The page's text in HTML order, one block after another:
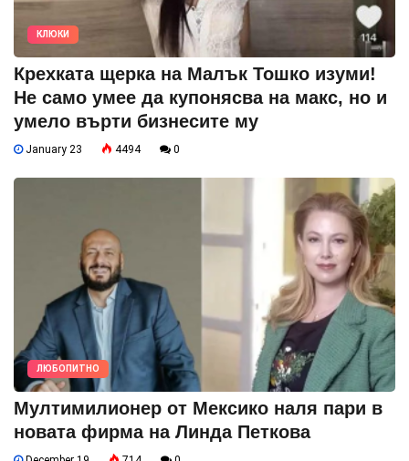
КЛЮКИ
Крехката щерка на Малък Тошко изуми!
Не само умее да купонясва на макс, но и
умело върти бизнесите му
January 23 4494 0
ЛЮБОПИТНО
Мултимилионер от Мексико наля пари в
новата фирма на Линда Петкова